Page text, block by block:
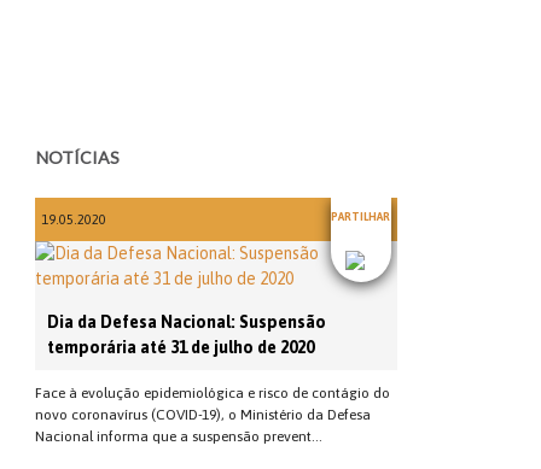
NOTÍCIAS
19.05.2020 PARTILHAR
Dia da Defesa Nacional: Suspensão
temporária até 31 de julho de 2020
Face à evolução epidemiológica e risco de contágio do
novo coronavírus (COVID-19), o Ministério da Defesa
Nacional informa que a suspensão prevent...